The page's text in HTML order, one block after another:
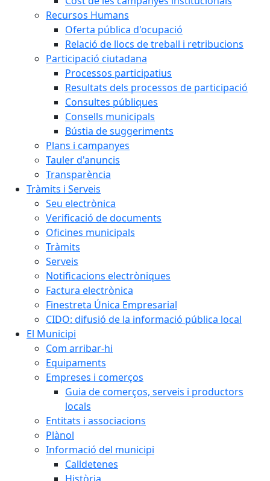
Recursos Humans
Oferta pública d'ocupació
Relació de llocs de treball i retribucions
Participació ciutadana
Processos participatius
Resultats dels processos de participació
Consultes públiques
Consells municipals
Bústia de suggeriments
Plans i campanyes
Tauler d'anuncis
Transparència
Tràmits i Serveis
Seu electrònica
Verificació de documents
Oficines municipals
Tràmits
Serveis
Notificacions electròniques
Factura electrònica
Finestreta Única Empresarial
CIDO: difusió de la informació pública local
El Municipi
Com arribar-hi
Equipaments
Empreses i comerços
Guia de comerços, serveis i productors
locals
Entitats i associacions
Plànol
Informació del municipi
Calldetenes